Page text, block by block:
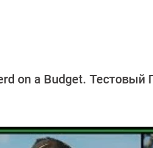
on a Budget.